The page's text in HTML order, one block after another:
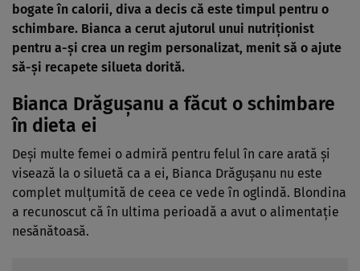
bogate în calorii, diva a decis că este timpul pentru o
schimbare. Bianca a cerut ajutorul unui nutriționist
pentru a-și crea un regim personalizat, menit să o ajute
să-și recapete silueta dorită.
Bianca Drăgușanu a făcut o schimbare
în dieta ei
Deși multe femei o admiră pentru felul în care arată și
visează la o siluetă ca a ei, Bianca Drăgușanu nu este
complet mulțumită de ceea ce vede în oglindă. Blondina
a recunoscut că în ultima perioadă a avut o alimentație
nesănătoasă.